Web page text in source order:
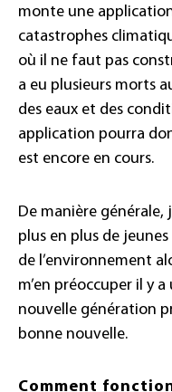
monte une
catastrophes
où il ne faut pas
a eu plusieurs morts
des eaux et des
application pourra
est encore en cours.
De manière
plus en plus de
de l’environnement
m’en préoccuper il y
nouvelle génération
bonne nouvelle.
Comment